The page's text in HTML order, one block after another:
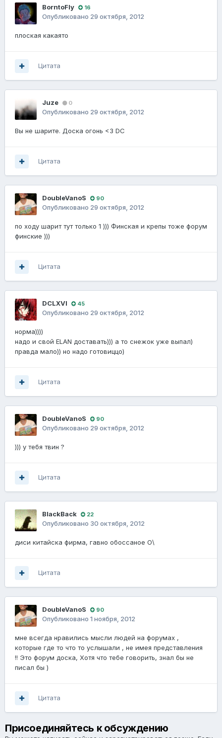
BorntoFly 16
Опубликовано 29 октября, 2012
плоская какаято
Цитата
Juze 0
Опубликовано 29 октября, 2012
Вы не шарите. Доска огонь <3 DC
Цитата
DoubleVanoS 90
Опубликовано 29 октября, 2012
по ходу шарит тут только 1 ))) Финская и крепы тоже форум
финские )))
Цитата
DCLXVI 45
Опубликовано 29 октября, 2012
норма))))
надо и свой ELAN доставать))) а то снежок уже выпал)
правда мало)) но надо готовиццо)
Цитата
DoubleVanoS 90
Опубликовано 29 октября, 2012
))) у тебя твин ?
Цитата
BlackBack 22
Опубликовано 30 октября, 2012
диси китайска фирма, гавно обоссаное О\
Цитата
DoubleVanoS 90
Опубликовано 1 ноября, 2012
мне всегда нравились мысли людей на форумах ,
которые где то что то услышали , не имея представления
!! Это форум доска, Хотя что тебе говорить, знал бы не
писал бы )
Цитата
Присоединяйтесь к обсуждению